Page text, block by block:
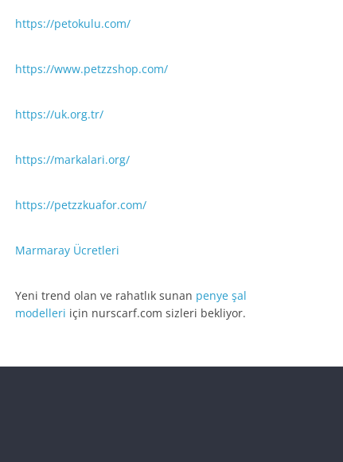
https://petokulu.com/
https://www.petzzshop.com/
https://uk.org.tr/
https://markalari.org/
https://petzzkuafor.com/
Marmaray Ücretleri
Yeni trend olan ve rahatlık sunan penye şal
modelleri için nurscarf.com sizleri bekliyor.